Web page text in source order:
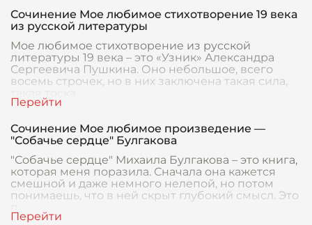
Сочинение Мое любимое стихотворение 19 века
из русской литературы
Мое любимое стихотворение из русской
литературы 19 века – это «Узник» Александра
Сергеевича Пушкина. Оно небольшое, всего
восемь строчек, но в них заключена такая сила,
Сочинение Мое любимое произведение —
"Собачье сердце" Булгакова
"Собачье сердце" Михаила Булгакова – это книга,
которая меня поразила. Сначала она кажется
смешной и даже немного нелепой, но потом
понимаешь, что в ней скрыт глубокий смысл. Это